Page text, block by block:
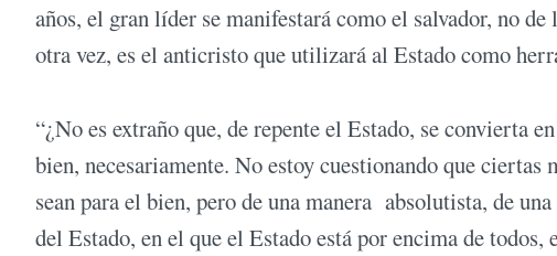
años, el gran líder se manifestará como el salvador, no
otra vez, es el anticristo que utilizará al Estado como
“¿No es extraño que, de repente el Estado, se convierta
bien, necesariamente. No estoy cuestionando que
sean para el bien, pero de una manera absolutista, de
del Estado, en el que el Estado está por encima de